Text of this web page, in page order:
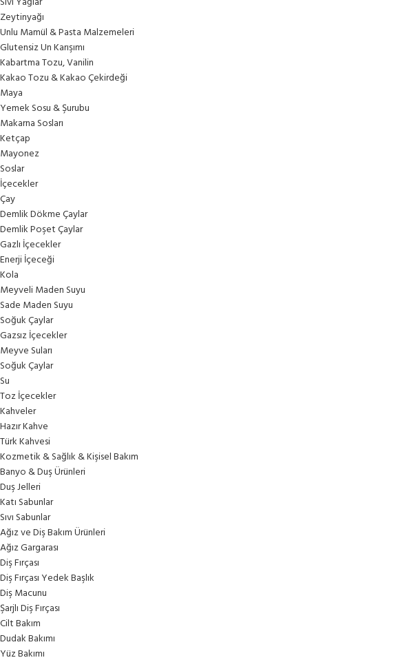
Zeytinyağı
Unlu Mamül & Pasta Malzemeleri
Glutensiz Un Karışımı
Kabartma Tozu, Vanilin
Kakao Tozu & Kakao Çekirdeği
Maya
Yemek Sosu & Şurubu
Makarna Sosları
Ketçap
Mayonez
Soslar
İçecekler
Çay
Demlik Dökme Çaylar
Demlik Poşet Çaylar
Gazlı İçecekler
Enerji İçeceği
Kola
Meyveli Maden Suyu
Sade Maden Suyu
Soğuk Çaylar
Gazsız İçecekler
Meyve Suları
Soğuk Çaylar
Su
Toz İçecekler
Kahveler
Hazır Kahve
Türk Kahvesi
Kozmetik & Sağlık & Kişisel Bakım
Banyo & Duş Ürünleri
Duş Jelleri
Katı Sabunlar
Sıvı Sabunlar
Ağız ve Diş Bakım Ürünleri
Ağız Gargarası
Diş Fırçası
Diş Fırçası Yedek Başlık
Diş Macunu
Şarjlı Diş Fırçası
Cilt Bakım
Dudak Bakımı
Yüz Bakımı